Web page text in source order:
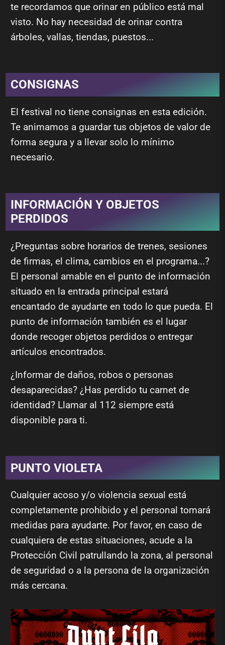
te recordamos que orinar en público está mal
visto. No hay necesidad de orinar contra
árboles, vallas, tiendas, puestos...
CONSIGNAS
El festival no tiene consignas en esta edición.
Te animamos a guardar tus objetos de valor de
forma segura y a llevar solo lo mínimo
necesario.
INFORMACIÓN Y OBJETOS
PERDIDOS
¿Preguntas sobre horarios de trenes, sesiones
de firmas, el clima, cambios en el programa...?
El personal amable en el punto de información
situado en la entrada principal estará
encantado de ayudarte en todo lo que pueda. El
punto de información también es el lugar
donde recoger objetos perdidos o entregar
artículos encontrados.
¿Informar de daños, robos o personas
desaparecidas? ¿Has perdido tu carnet de
identidad? Llamar al 112 siempre está
disponible para ti.
PUNTO VIOLETA
Cualquier acoso y/o violencia sexual está
completamente prohibido y el personal tomará
medidas para ayudarte. Por favor, en caso de
cualquiera de estas situaciones, acude a la
Protección Civil patrullando la zona, al personal
de seguridad o a la persona de la organización
más cercana.